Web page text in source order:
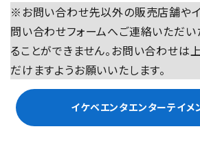
※お問い合わせ先以外の販売店舗や
問い合わせフォームへご連絡いただい
ることができません。お問い合わせは
だけますようお願いいたします。
イケベエンタエンターテイメ